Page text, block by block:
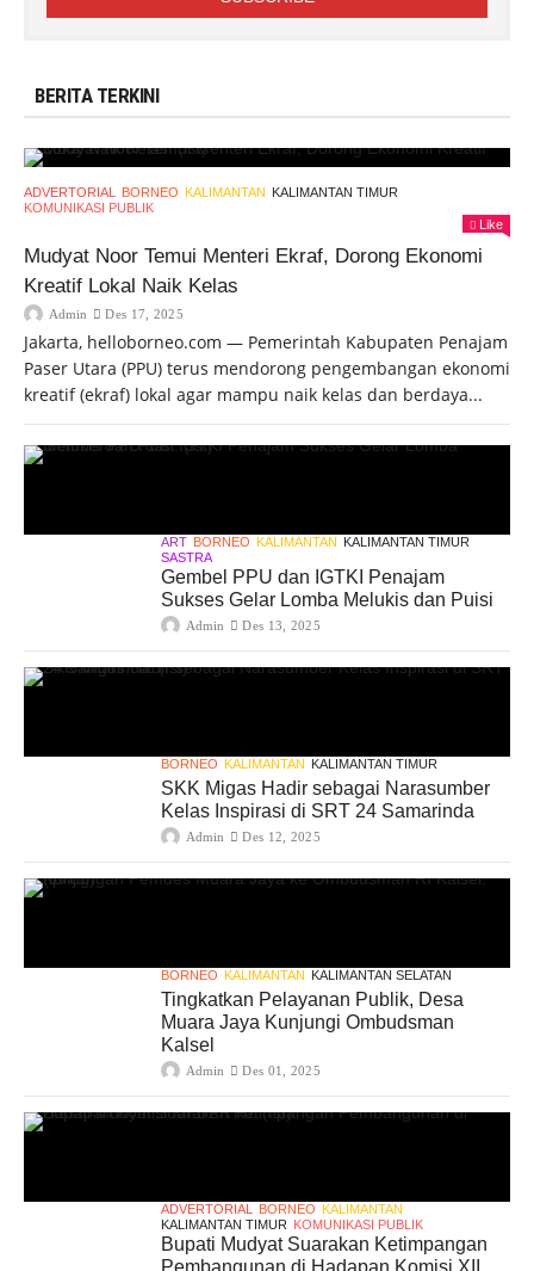
BERITA TERKINI
ADVERTORIAL BORNEO KALIMANTAN KALIMANTAN TIMUR
KOMUNIKASI PUBLIK
Like
Mudyat Noor Temui Menteri Ekraf, Dorong Ekonomi
Kreatif Lokal Naik Kelas
Admin Des 17, 2025
Jakarta, helloborneo.com — Pemerintah Kabupaten Penajam
Paser Utara (PPU) terus mendorong pengembangan ekonomi
kreatif (ekraf) lokal agar mampu naik kelas dan berdaya...
ART BORNEO KALIMANTAN KALIMANTAN TIMUR
SASTRA
Gembel PPU dan IGTKI Penajam
Sukses Gelar Lomba Melukis dan Puisi
Admin Des 13, 2025
BORNEO KALIMANTAN KALIMANTAN TIMUR
SKK Migas Hadir sebagai Narasumber
Kelas Inspirasi di SRT 24 Samarinda
Admin Des 12, 2025
BORNEO KALIMANTAN KALIMANTAN SELATAN
Tingkatkan Pelayanan Publik, Desa
Muara Jaya Kunjungi Ombudsman
Kalsel
Admin Des 01, 2025
ADVERTORIAL BORNEO KALIMANTAN
KALIMANTAN TIMUR KOMUNIKASI PUBLIK
Bupati Mudyat Suarakan Ketimpangan
Pembangunan di Hadapan Komisi XII